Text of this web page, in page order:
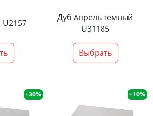
Дуб Апрель темный
U31185
Выбрать
+30% +10%